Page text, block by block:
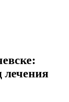
лечения